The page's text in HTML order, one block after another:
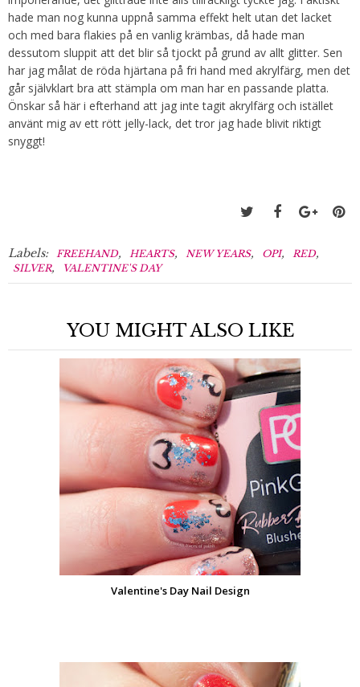
hade man nog kunna uppnå samma effekt helt utan det lacket
och med bara flakies på en vanlig krämbas, då hade man
dessutom sluppit att det blir så tjockt på grund av allt glitter. Sen
har jag målat de röda hjärtana på fri hand med akrylfärg, men det
går självklart bra att stämpla om man har en passande platta.
Önskar så här i efterhand att jag inte tagit akrylfärg och istället
använt mig av ett rött jelly-lack, det tror jag hade blivit riktigt
snyggt!
Labels: FREEHAND, HEARTS, NEW YEARS, OPI, RED,
SILVER, VALENTINE'S DAY
YOU MIGHT ALSO LIKE
Valentine's Day Nail Design